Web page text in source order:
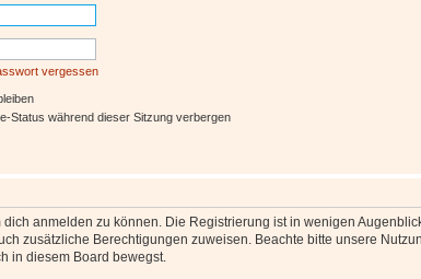
vergessen
Status während dieser Sitzung verbergen
anmelden zu können. Die Registrierung ist in wenigen
zusätzliche Berechtigungen zuweisen. Beachte bitte unsere
in diesem Board bewegst.